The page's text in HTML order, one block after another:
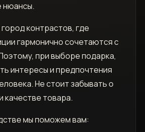
нюансы.
контрастов, где
гармонично сочетаются с
при выборе подарка,
интересы и предпочтения
Не стоит забывать о
качестве товара.
мы поможем вам: